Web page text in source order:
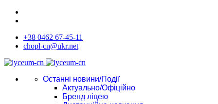
+38 0462 67-45-11
chopl-cn@ukr.net
Останні новини/Події
Актуально/Офіційно
Бренд ліцею